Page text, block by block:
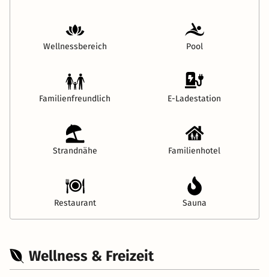
Wellnessbereich Pool
Familienfreundlich E-Ladestation
Strandnähe Familienhotel
Restaurant Sauna
Wellness & Freizeit